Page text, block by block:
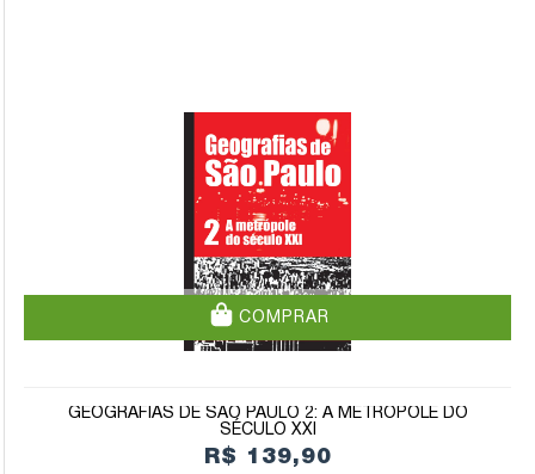
COMPRAR
GEOGRAFIAS DE SÃO PAULO 2: A METRÓPOLE DO
SÉCULO XXI
R$ 139,90